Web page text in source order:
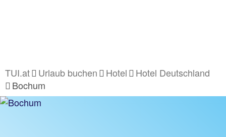
TUI.at Urlaub buchen Hotel
Hotel Deutschland
Bochum